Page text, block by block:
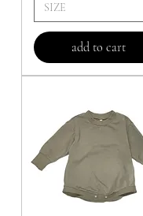
add to cart